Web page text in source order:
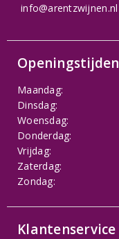
info@arentzwijnen.nl
Openingstijden
Maandag:
Dinsdag:
Woensdag:
Donderdag:
Vrijdag:
Zaterdag:
Zondag:
Klantenservice